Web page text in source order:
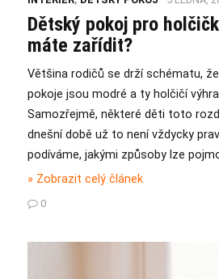
Dětský pokoj pro
máte zařídit?
Většina rodičů se drží schématu,
pokoje jsou modré a ty holčičí
Samozřejmě, některé děti toto
dnešní době už to není vždycky
podíváme, jakými způsoby lze
» Zobrazit celý článek
0